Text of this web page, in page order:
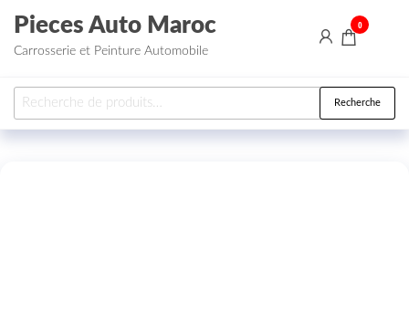
Aller au contenu
Pieces Auto Maroc
Carrosserie et Peinture Automobile
0
Recherche pour : Recherche